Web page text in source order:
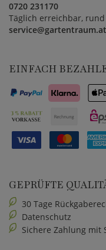
0720 231170
Täglich erreichbar,
service@gartentraum.at
EINFACH
GEPRÜFTE
30 Tage
Datenschutz
Sichere Zahlung mit